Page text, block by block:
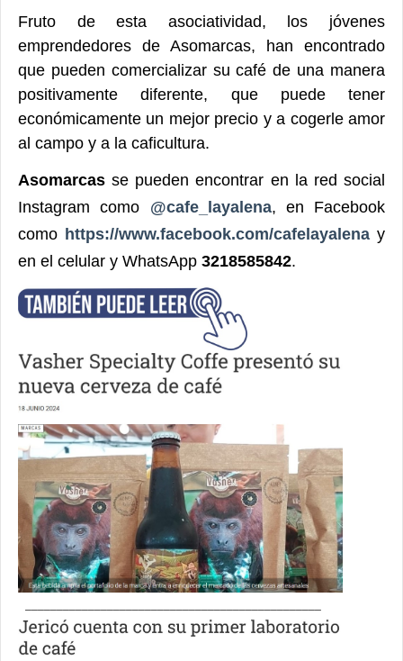
Fruto de esta asociatividad, los jóvenes
emprendedores de Asomarcas, han encontrado
que pueden comercializar su café de una manera
positivamente diferente, que puede tener
económicamente un mejor precio y a cogerle amor
al campo y a la caficultura.
Asomarcas se pueden encontrar en la red social
Instagram como @cafe_layalena, en Facebook
como https://www.facebook.com/cafelayalena y
en el celular y WhatsApp 3218585842.